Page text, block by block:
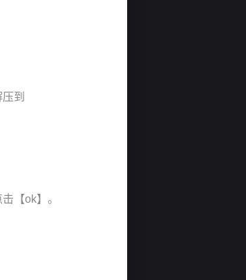
到
【ok】。